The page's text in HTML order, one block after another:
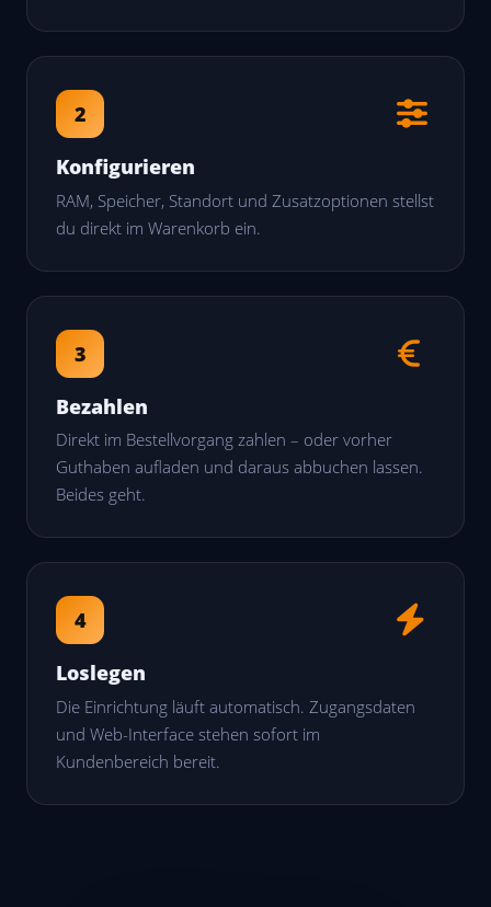
2
Konfigurieren
RAM, Speicher, Standort und Zusatzoptionen stellst
du direkt im Warenkorb ein.
3
Bezahlen
Direkt im Bestellvorgang zahlen – oder vorher
Guthaben aufladen und daraus abbuchen lassen.
Beides geht.
4
Loslegen
Die Einrichtung läuft automatisch. Zugangsdaten
und Web-Interface stehen sofort im
Kundenbereich bereit.